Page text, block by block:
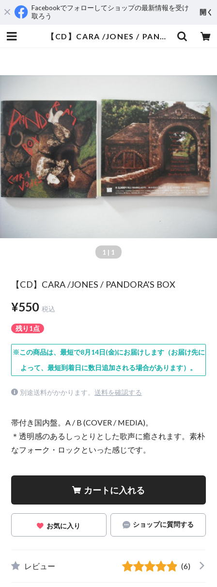
Facebookでフォローしてショップの最新情報を受け
取ろう
開く
【CD】CARA /JONES / PANDORA'S BOX | aeromamas2000
1 | 1
【CD】CARA /JONES / PANDORA'S BOX
¥550 税込
残り1点
※この商品は、最短で8月14日(金)にお届けします（お届け先に
よって、最短到着日に数日追加される場合があります）。
別途送料がかかります。 送料を確認する
帯付き国内盤。A / B (COVER / MEDIA)。
＊透明感のあるしっとりとした歌声に癒されます。素朴
なフォーク・ロックといった感じです。
カートに入れる
お気に入り ショップに質問する
レビュー (6)